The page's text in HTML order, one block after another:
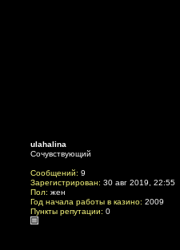
ulahalina
Сочувствующий
Сообщений: 9
Зарегистрирован: 30 авг 2019, 22:55
Пол: жен
Год начала работы в казино: 2009
Пункты репутации: 0